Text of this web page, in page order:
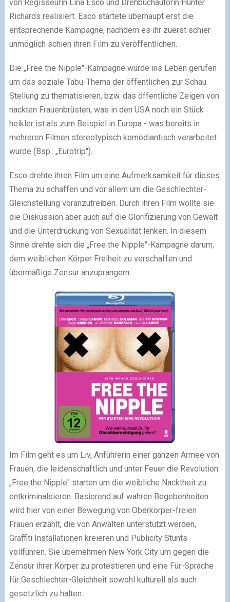
von Regisseurin Lina Esco und Drehbuchautorin Hunter
Richards realisiert. Esco startete überhaupt erst die
entsprechende Kampagne, nachdem es ihr zuerst schier
unmöglich schien ihren Film zu veröffentlichen.
Die „Free the Nipple"-Kampagne wurde ins Leben gerufen
um das soziale Tabu-Thema der öffentlichen zur Schau
Stellung zu thematisieren, bzw. das öffentliche Zeigen von
nackten Frauenbrüsten, was in den USA noch ein Stück
heikler ist als zum Beispiel in Europa - was bereits in
mehreren Filmen stereotypisch komödiantisch verarbeitet
wurde (Bsp.: „Eurotrip").
Esco drehte ihren Film um eine Aufmerksamkeit für dieses
Thema zu schaffen und vor allem um die Geschlechter-
Gleichstellung voranzutreiben. Durch ihren Film wollte sie
die Diskussion aber auch auf die Glorifizierung von Gewalt
und die Unterdrückung von Sexualität lenken. In diesem
Sinne drehte sich die „Free the Nipple"-Kampagne darum,
dem weiblichen Körper Freiheit zu verschaffen und
übermäßige Zensur anzuprangern.
Im Film geht es um Liv, Anführerin einer ganzen Armee von
Frauen, die leidenschaftlich und unter Feuer die Revolution
„Free the Nipple" starten um die weibliche Nacktheit zu
entkriminalsieren. Basierend auf wahren Begebenheiten
wird hier von einer Bewegung von Oberkörper-freien
Frauen erzählt, die von Anwälten unterstützt werden,
Graffiti Installationen kreieren und Publicity Stunts
vollführen. Sie übernehmen New York City um gegen die
Zensur ihrer Körper zu protestieren und eine Für-Sprache
für Geschlechter-Gleichheit sowohl kulturell als auch
gesetzlich zu halten.